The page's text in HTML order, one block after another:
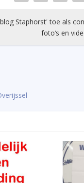
Staphorst' toe als
foto’s en